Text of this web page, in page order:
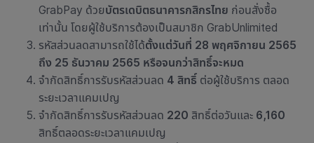
GrabPay ด้วยบัตรเดบิตธนาคารกสิกรไทย ก่อนสั่งซื้อ
เท่านั้น โดยผู้ใช้บริการต้องเป็นสมาชิก GrabUnlimited
รหัสส่วนลดสามารถใช้ได้ตั้งแต่วันที่ 28 พฤศจิกายน 2565
ถึง 25 ธันวาคม 2565 หรือจนกว่าสิทธิ์จะหมด
จำกัดสิทธิ์การรับรหัสส่วนลด 4 สิทธิ์ ต่อผู้ใช้บริการ ตลอด
ระยะเวลาแคมเปญ
จำกัดสิทธิ์การรับรหัสส่วนลด 220 สิทธิ์ต่อวันและ 6,160
สิทธิ์ตลอดระยะเวลาแคมเปญ